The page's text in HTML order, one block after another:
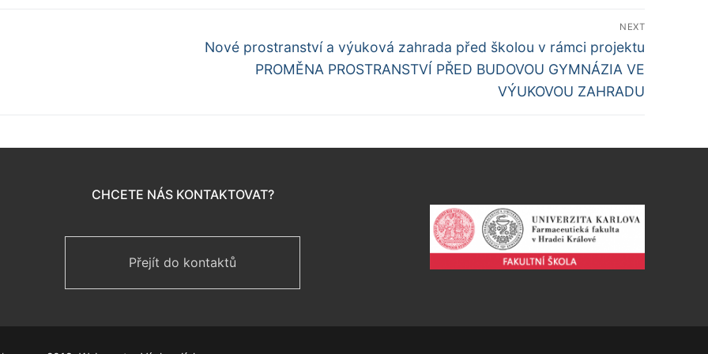
NEXT
Další
příspěvek
Nové prostranství a výuková zahrada před školou v rámci projektu
PROMĚNA PROSTRANSTVÍ PŘED BUDOVOU GYMNÁZIA VE
VÝUKOVOU ZAHRADU
CHCETE NÁS KONTAKTOVAT?
Přejít do kontaktů